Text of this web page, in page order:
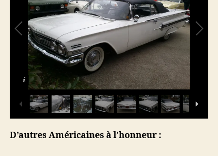
D’autres Américaines à l’honneur :